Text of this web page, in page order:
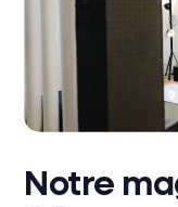
Notre